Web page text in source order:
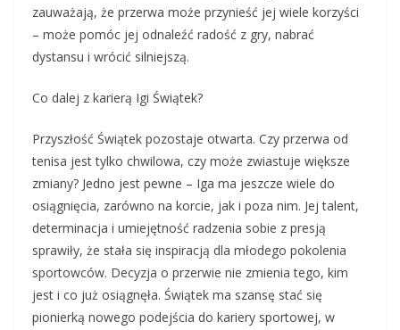
zauważają, że przerwa może przynieść jej wiele korzyści
– może pomóc jej odnaleźć radość z gry, nabrać
dystansu i wrócić silniejszą.
Co dalej z karierą Igi Świątek?
Przyszłość Świątek pozostaje otwarta. Czy przerwa od
tenisa jest tylko chwilowa, czy może zwiastuje większe
zmiany? Jedno jest pewne – Iga ma jeszcze wiele do
osiągnięcia, zarówno na korcie, jak i poza nim. Jej talent,
determinacja i umiejętność radzenia sobie z presją
sprawiły, że stała się inspiracją dla młodego pokolenia
sportowców. Decyzja o przerwie nie zmienia tego, kim
jest i co już osiągnęła. Świątek ma szansę stać się
pionierką nowego podejścia do kariery sportowej, w